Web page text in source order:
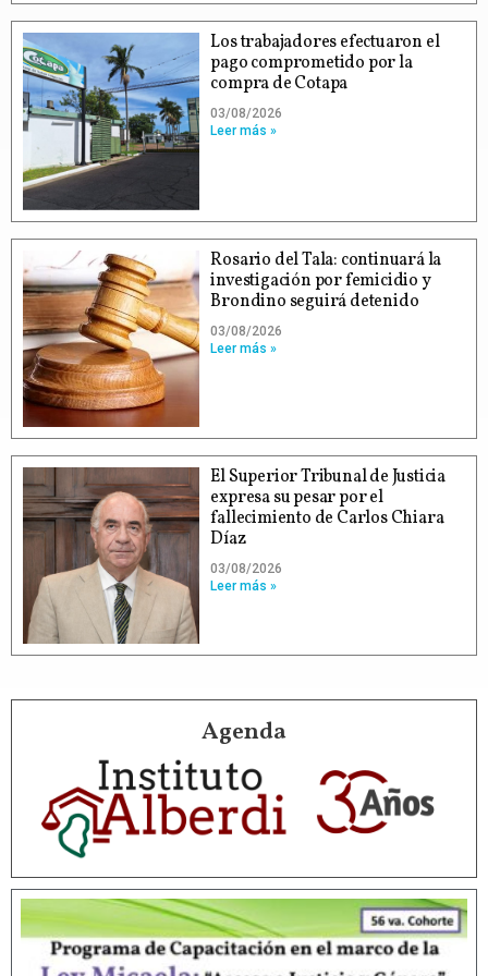
Los trabajadores efectuaron el
pago comprometido por la
compra de Cotapa
03/08/2026
Leer más »
Rosario del Tala: continuará la
investigación por femicidio y
Brondino seguirá detenido
03/08/2026
Leer más »
El Superior Tribunal de Justicia
expresa su pesar por el
fallecimiento de Carlos Chiara
Díaz
03/08/2026
Leer más »
Agenda